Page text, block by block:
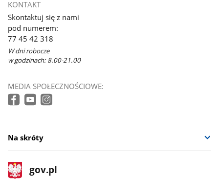
KONTAKT
Skontaktuj się z nami
pod numerem:
77 45 42 318
W dni robocze
w godzinach: 8.00-21.00
MEDIA SPOŁECZNOŚCIOWE:
Na skróty
stopka
gov.pl
Strona
gov.pl